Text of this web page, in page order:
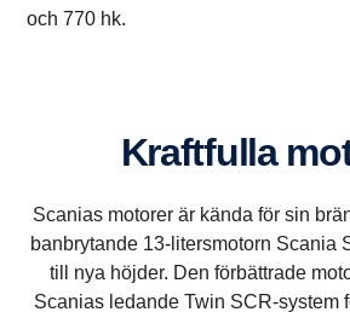
och 770 hk.
Kraftfulla
Scanias motorer är kända för sin
banbrytande 13-litersmotorn Scania
till nya höjder. Den förbättrade
Scanias ledande Twin SCR-system